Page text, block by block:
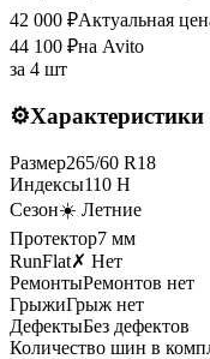
42 000 ₽Актуальная
44 100 ₽на Avito
за 4 шт
⚙️Характеристики
Размер265/60 R18
Индексы110 H
Сезон☀️ Летние
Протектор7 мм
RunFlat✗ Нет
РемонтыРемонтов нет
ГрыжиГрыж нет
ДефектыБез дефектов
Количество шин в